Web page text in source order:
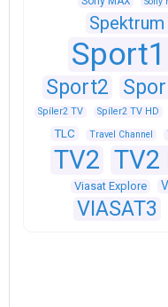
Spektrum
Sport1
Sport2
Spíler2 TV
Spíler2 TV HD
TLC Travel Channel
TV2 TV2
Viasat Explore
VIASAT3